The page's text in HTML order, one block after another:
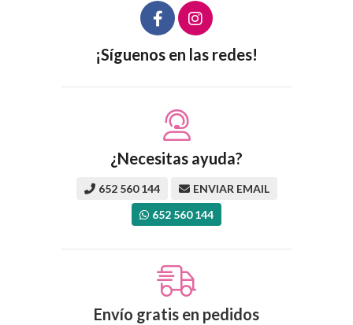
¡Síguenos en las redes!
¿Necesitas ayuda?
652 560 144
ENVIAR EMAIL
652 560 144
Envío gratis en pedidos